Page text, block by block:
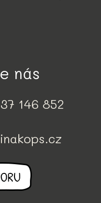
nás
146 852